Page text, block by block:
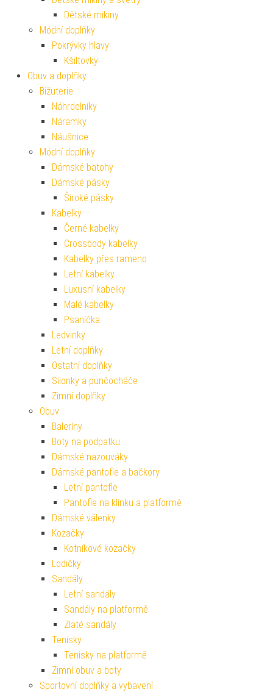
Dětské mikiny
Módní doplňky
Pokrývky hlavy
Kšiltovky
Obuv a doplňky
Bižuterie
Náhrdelníky
Náramky
Náušnice
Módní doplňky
Dámské batohy
Dámské pásky
Široké pásky
Kabelky
Černé kabelky
Crossbody kabelky
Kabelky přes rameno
Letní kabelky
Luxusní kabelky
Malé kabelky
Psaníčka
Ledvinky
Letní doplňky
Ostatní doplňky
Silonky a punčocháče
Zimní doplňky
Obuv
Baleríny
Boty na podpatku
Dámské nazouváky
Dámské pantofle a bačkory
Letní pantofle
Pantofle na klínku a platformě
Dámské válenky
Kozačky
Kotníkové kozačky
Lodičky
Sandály
Letní sandály
Sandály na platformě
Zlaté sandály
Tenisky
Tenisky na platformě
Zimní obuv a boty
Sportovní doplňky a vybavení